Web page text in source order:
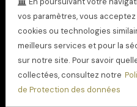
vos paramètres, vous
cookies ou technologies
meilleurs services et pour la
sur notre site. Pour savoir
collectées, consultez notre
de Protection des données